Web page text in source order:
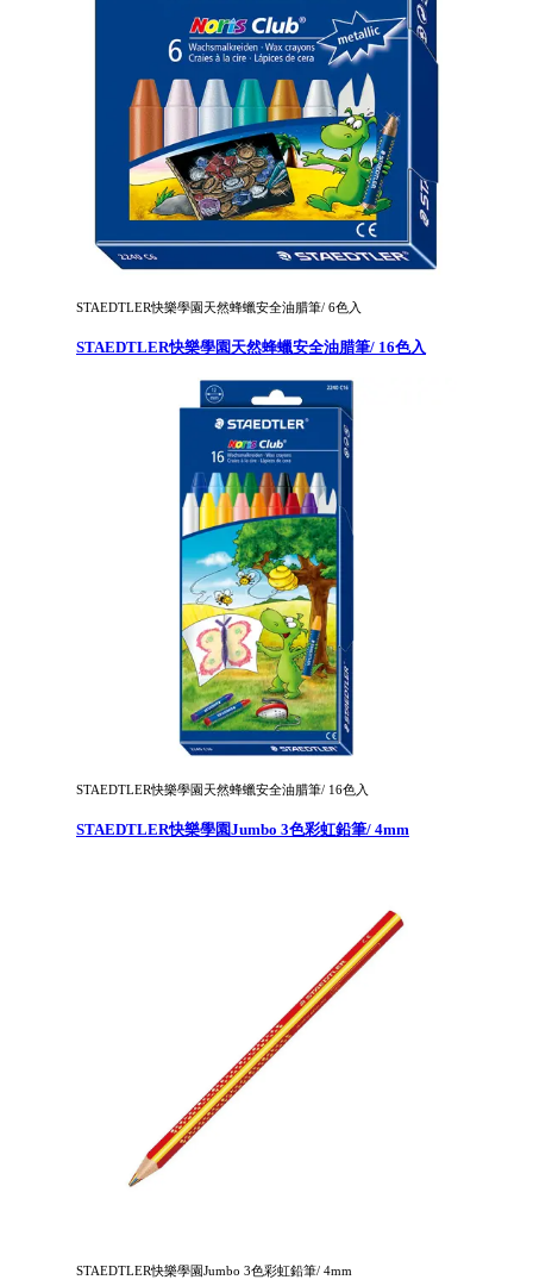
STAEDTLER快樂學園天然蜂蠟安全油腊筆/ 6色入
STAEDTLER快樂學園天然蜂蠟安全油腊筆/ 16色入
STAEDTLER快樂學園天然蜂蠟安全油腊筆/ 16色入
STAEDTLER快樂學園Jumbo 3色彩虹鉛筆/ 4mm
STAEDTLER快樂學園Jumbo 3色彩虹鉛筆/ 4mm